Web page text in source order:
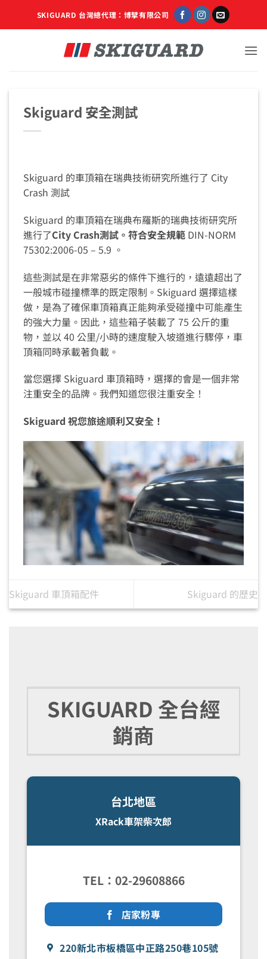
SKIGUARD 台灣總代理：博擘有限公司
Skiguard 安全測試
Skiguard 的車頂箱在瑞典技術研究所進行了 City
Crash 測試
Skiguard 的車頂箱在瑞典布羅斯的瑞典技術研究所
進行了City Crash測試。符合安全規範 DIN-NORM
75302:2006-05 – 5.9 。
這些測試是在非常惡劣的條件下進行的，遠遠超出了
一般城市碰撞標準的既定限制。Skiguard 選擇這樣
做，是為了確保車頂箱真正能夠承受碰撞中可能產生
的強大力量。因此，這些箱子裝載了 75 公斤的重
物，並以 40 公里/小時的速度駛入坡道進行驟停，車
頂箱同時承載著負載。
當您選擇 Skiguard 車頂箱時，選擇的會是一個非常
注重安全的品牌。我們知道您很注重安全！
Skiguard 祝您旅途順利又安全！
Skiguard 車頂箱配件 Skiguard 的歷史
SKIGUARD 全台經
銷商
台北地區
XRack車架柴次郎
TEL：02-29608866
店家粉專
220新北市板橋區中正路250巷105號